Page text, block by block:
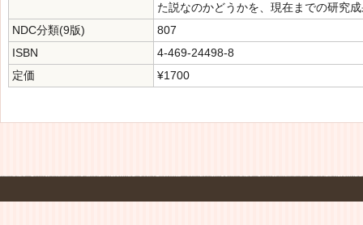
た説なのかどうかを、現在までの研究
NDC分類(9版)
807
ISBN
4-469-24498-8
定価
¥1700